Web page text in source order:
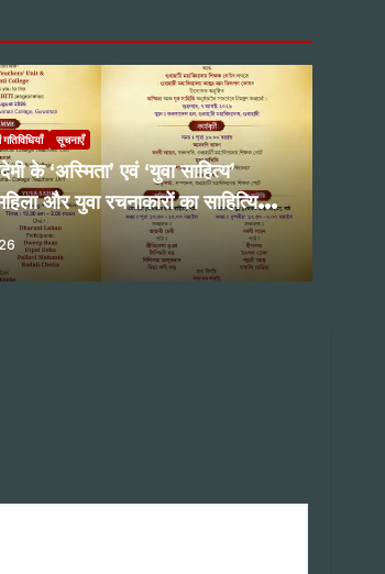
गतिविधियाँ सूचनाएँ
के ‘अस्मिता’ एवं ‘युवा साहित्य’
और युवा रचनाकारों का साहित्यिक